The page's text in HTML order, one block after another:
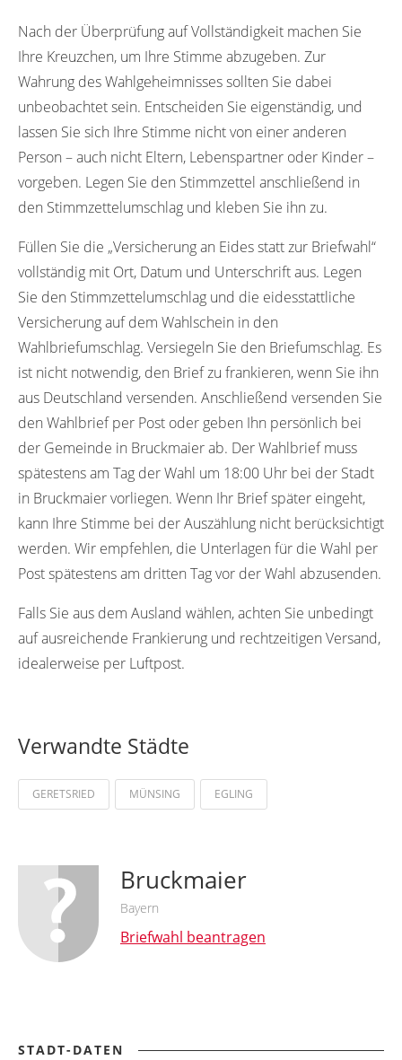
Nach der Überprüfung auf Vollständigkeit machen Sie
Ihre Kreuzchen, um Ihre Stimme abzugeben. Zur
Wahrung des Wahlgeheimnisses sollten Sie dabei
unbeobachtet sein. Entscheiden Sie eigenständig, und
lassen Sie sich Ihre Stimme nicht von einer anderen
Person – auch nicht Eltern, Lebenspartner oder Kinder –
vorgeben. Legen Sie den Stimmzettel anschließend in
den Stimmzettelumschlag und kleben Sie ihn zu.
Füllen Sie die „Versicherung an Eides statt zur Briefwahl“
vollständig mit Ort, Datum und Unterschrift aus. Legen
Sie den Stimmzettelumschlag und die eidesstattliche
Versicherung auf dem Wahlschein in den
Wahlbriefumschlag. Versiegeln Sie den Briefumschlag. Es
ist nicht notwendig, den Brief zu frankieren, wenn Sie ihn
aus Deutschland versenden. Anschließend versenden Sie
den Wahlbrief per Post oder geben Ihn persönlich bei
der Gemeinde in Bruckmaier ab. Der Wahlbrief muss
spätestens am Tag der Wahl um 18:00 Uhr bei der Stadt
in Bruckmaier vorliegen. Wenn Ihr Brief später eingeht,
kann Ihre Stimme bei der Auszählung nicht berücksichtigt
werden. Wir empfehlen, die Unterlagen für die Wahl per
Post spätestens am dritten Tag vor der Wahl abzusenden.
Falls Sie aus dem Ausland wählen, achten Sie unbedingt
auf ausreichende Frankierung und rechtzeitigen Versand,
idealerweise per Luftpost.
Verwandte Städte
GERETSRIED MÜNSING EGLING
Bruckmaier
Bayern
Briefwahl beantragen
STADT-DATEN